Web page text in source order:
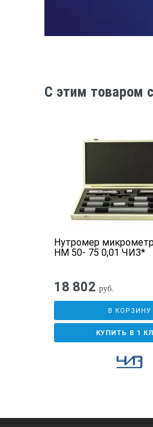
C этим товаром
Нутромер
НМ 50- 75 0,01 ЧИЗ*
18 802 руб.
В КОРЗИНУ
КУПИТЬ В 1